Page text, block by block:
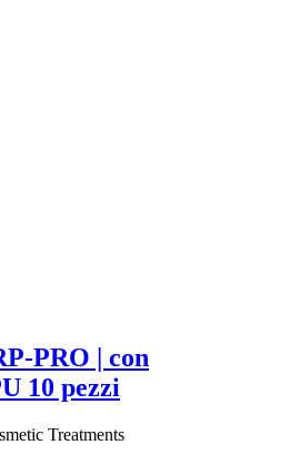
PRO | con
10 pezzi
Treatments